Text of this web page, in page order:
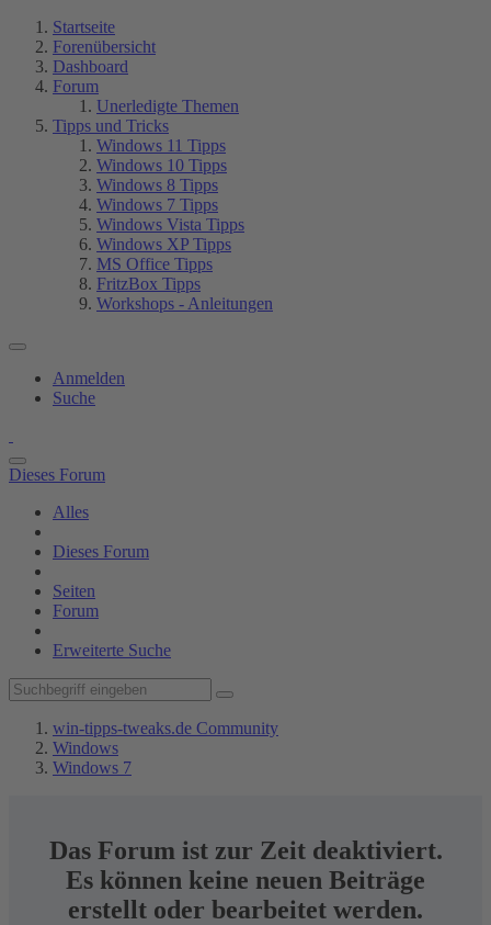
Startseite
Forenübersicht
Dashboard
Forum
Unerledigte Themen
Tipps und Tricks
Windows 11 Tipps
Windows 10 Tipps
Windows 8 Tipps
Windows 7 Tipps
Windows Vista Tipps
Windows XP Tipps
MS Office Tipps
FritzBox Tipps
Workshops - Anleitungen
Anmelden
Suche
Dieses Forum
Alles
Dieses Forum
Seiten
Forum
Erweiterte Suche
win-tipps-tweaks.de Community
Windows
Windows 7
Das Forum ist zur Zeit deaktiviert.
Es können keine neuen Beiträge
erstellt oder bearbeitet werden.